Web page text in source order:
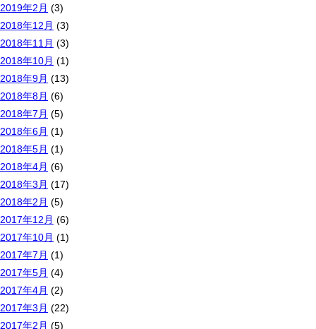
2019年2月 (3)
2018年12月 (3)
2018年11月 (3)
2018年10月 (1)
2018年9月 (13)
2018年8月 (6)
2018年7月 (5)
2018年6月 (1)
2018年5月 (1)
2018年4月 (6)
2018年3月 (17)
2018年2月 (5)
2017年12月 (6)
2017年10月 (1)
2017年7月 (1)
2017年5月 (4)
2017年4月 (2)
2017年3月 (22)
2017年2月 (5)